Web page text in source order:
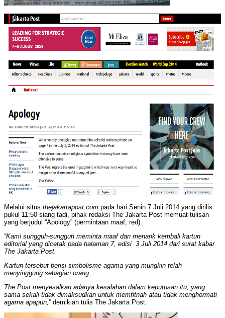
Melalui situs thejakartapost.com pada hari Senin 7 Juli 2014 yang dirilis
pukul 11:50 siang tadi, pihak redaksi The Jakarta Post memuat tulisan
yang berjudul “Apology” (permintaan maaf, red).
“Kami sungguh-sungguh meminta maaf dan menarik kembali kartun
editorial yang dicetak pada halaman 7, edisi 3 Juli 2014 dari surat kabar
The Jakarta Post.
Kartun tersebut berisi simbolisme agama yang mungkin telah
menyinggung sebagian orang.
The Post menyesalkan adanya kesalahan dalam keputusan itu, yang
sama sekali tidak dimaksudkan untuk memfitnah atau tidak menghormati
agama apapun,”demikian tulis The Jakarta Post.